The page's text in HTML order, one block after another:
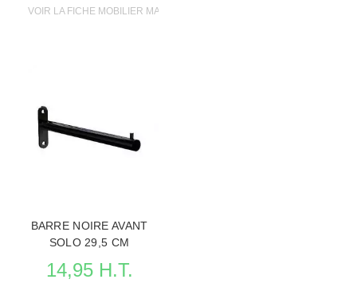
VOIR LA FICHE MOBILIER MAGASIN
BARRE NOIRE AVANT
SOLO 29,5 CM
14,95 H.T.